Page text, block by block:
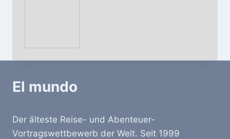
El mundo
Der älteste Reise- und Abenteuer-
Vortragswettbewerb der Welt. Seit 1999